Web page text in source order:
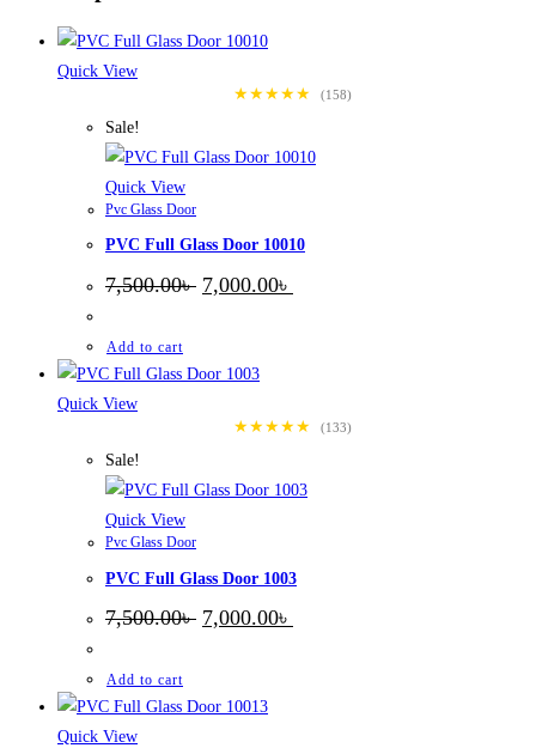
Quick View
★★★★★
(158)
Sale!
Quick View
Pvc Glass Door
PVC Full Glass Door 10010
7,500.00৳ Original
price
7,000.00৳
Add to cart
Quick View
★★★★★
(133)
Sale!
Quick View
Pvc Glass Door
PVC Full Glass Door 1003
7,500.00৳ Original
price
7,000.00৳
Add to cart
Quick View